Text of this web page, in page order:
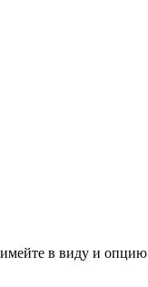
в виду и опцию